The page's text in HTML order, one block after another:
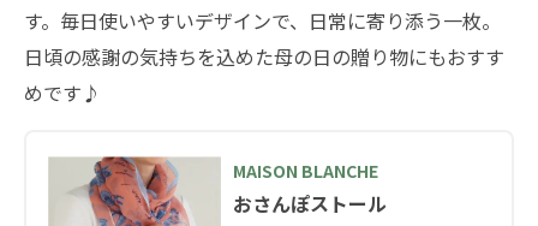
す。毎日使いやすいデザインで、日常に寄り添う一枚。
日頃の感謝の気持ちを込めた母の日の贈り物にもおすす
めです♪
おさんぽストール
MAISON BLANCHE